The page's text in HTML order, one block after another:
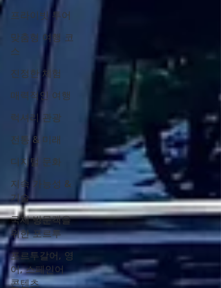
프라이빗 투어
맞춤형 여행 코
스
진정한 체험
매력적인 여행
럭셔리 관광
전통 & 미래
디지털 문화
지속 가능성 &
기술
국제 방문객을
위한 포르투
포르투갈어, 영
어, 스페인어
콘텐츠